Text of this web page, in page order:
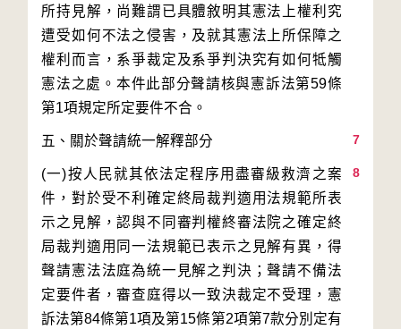
所持見解，尚難謂已具體敘明其憲法上權利究
遭受如何不法之侵害，及就其憲法上所保障之
權利而言，系爭裁定及系爭判決究有如何牴觸
憲法之處。本件此部分聲請核與憲訴法第59條
7
8
(一)按人民就其依法定程序用盡審級救濟之案
件，對於受不利確定終局裁判適用法規範所表
示之見解，認與不同審判權終審法院之確定終
局裁判適用同一法規範已表示之見解有異，得
聲請憲法法庭為統一見解之判決；聲請不備法
定要件者，審查庭得以一致決裁定不受理，憲
訴法第84條第1項及第15條第2項第7款分別定有